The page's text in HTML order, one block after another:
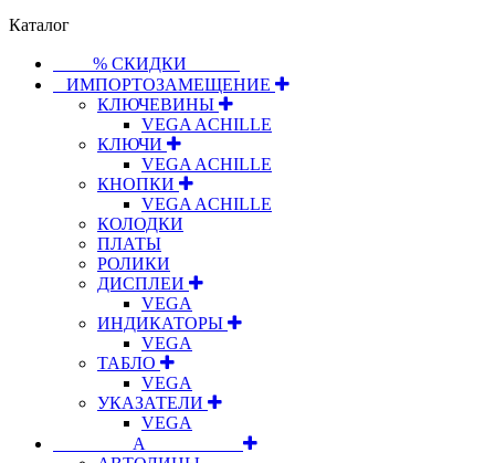
Каталог
⠀⠀⠀% СКИДКИ⠀⠀⠀⠀
⠀ИМПОРТОЗАМЕЩЕНИЕ
КЛЮЧЕВИНЫ
VEGA ACHILLE
КЛЮЧИ
VEGA ACHILLE
КНОПКИ
VEGA ACHILLE
КОЛОДКИ
ПЛАТЫ
РОЛИКИ
ДИСПЛЕИ
VEGA
ИНДИКАТОРЫ
VEGA
ТАБЛО
VEGA
УКАЗАТЕЛИ
VEGA
⠀⠀⠀⠀⠀⠀А⠀⠀⠀⠀⠀⠀⠀